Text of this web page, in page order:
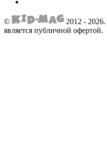
© 2012 - 2026.
является публичной офертой.